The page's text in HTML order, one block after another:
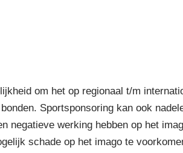
om het op regionaal t/m
Sportsponsoring kan ook
negatieve werking hebben op het
schade op het imago te